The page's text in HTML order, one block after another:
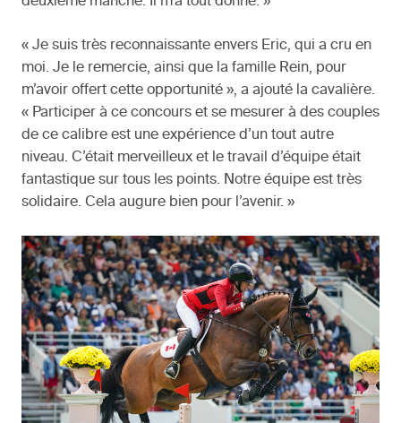
« Je suis très reconnaissante envers Eric, qui a cru en
moi. Je le remercie, ainsi que la famille Rein, pour
m’avoir offert cette opportunité », a ajouté la cavalière.
« Participer à ce concours et se mesurer à des couples
de ce calibre est une expérience d’un tout autre
niveau. C’était merveilleux et le travail d’équipe était
fantastique sur tous les points. Notre équipe est très
solidaire. Cela augure bien pour l’avenir. »